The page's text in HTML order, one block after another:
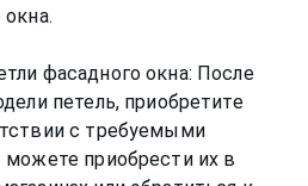
фасадного окна: После
петель, приобретите
с требуемыми
приобрести их в